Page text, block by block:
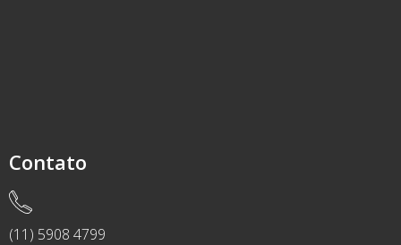
Contato
(11) 5908 4799